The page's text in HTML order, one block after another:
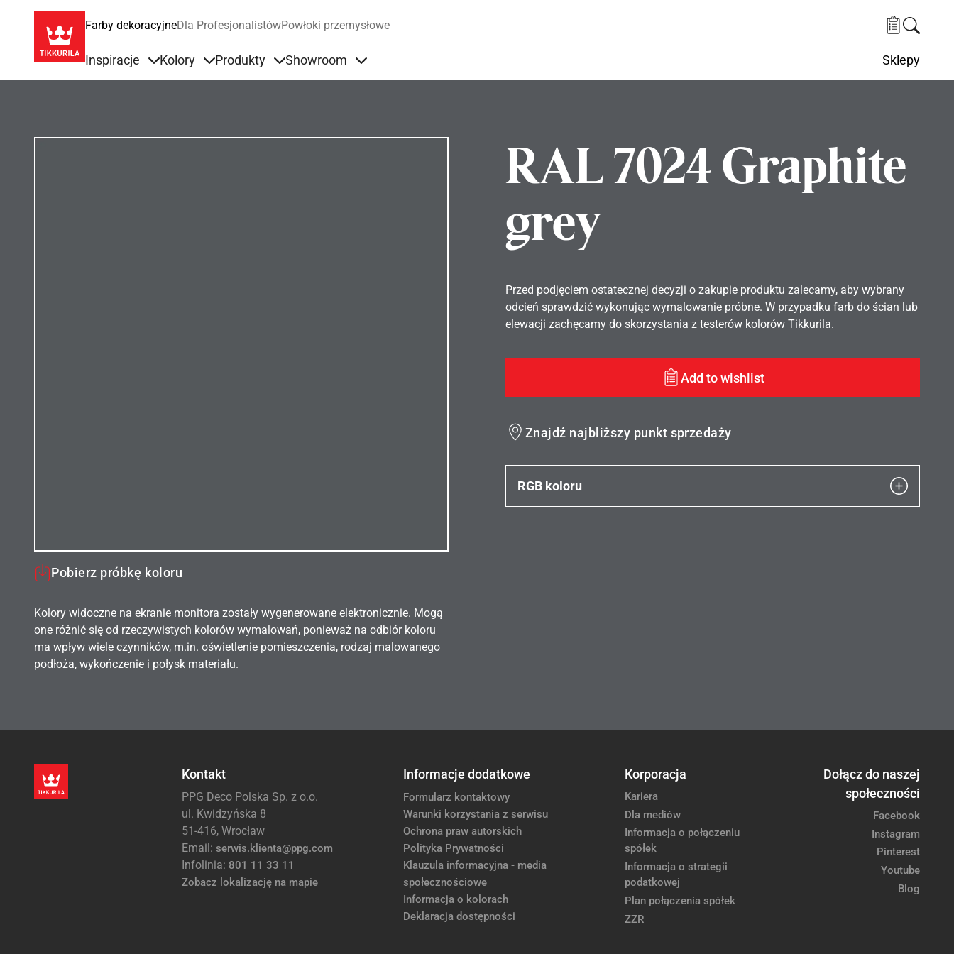
Farby dekoracyjneDla ProfesjonalistówPowłoki przemysłowe
Inspiracje Kolory Produkty Showroom Sklepy
RAL 7024 Graphite
grey
Pobierz próbkę koloru
Kolory widoczne na ekranie monitora zostały wygenerowane elektronicznie. Mogą
one różnić się od rzeczywistych kolorów wymalowań, ponieważ na odbiór koloru
ma wpływ wiele czynników, m.in. oświetlenie pomieszczenia, rodzaj malowanego
podłoża, wykończenie i połysk materiału.
Przed podjęciem ostatecznej decyzji o zakupie produktu zalecamy, aby wybrany
odcień sprawdzić wykonując wymalowanie próbne. W przypadku farb do ścian lub
elewacji zachęcamy do skorzystania z testerów kolorów Tikkurila.
Add to wishlist
Znajdź najbliższy punkt sprzedaży
RGB koloru
Kontakt
PPG Deco Polska Sp. z o.o.
ul. Kwidzyńska 8
51-416, Wrocław
Email: serwis.klienta@ppg.com
Infolinia: 801 11 33 11
Zobacz lokalizację na mapie
Informacje dodatkowe
Formularz kontaktowy
Warunki korzystania z serwisu
Ochrona praw autorskich
Polityka Prywatności
Klauzula informacyjna - media
społecznościowe
Informacja o kolorach
Deklaracja dostępności
Korporacja
Kariera
Dla mediów
Informacja o połączeniu
spółek
Informacja o strategii
podatkowej
Plan połączenia spółek
ZZR
Dołącz do naszej
społeczności
Facebook
Instagram
Pinterest
Youtube
Blog